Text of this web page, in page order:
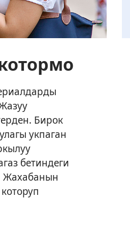
Бирок
укпаган
бетиндеги
Жахабанын